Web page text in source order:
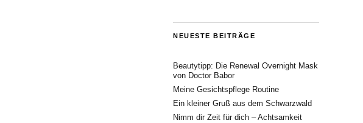
NEUESTE BEITRÄGE
Beautytipp: Die Renewal Overnight Mask
von Doctor Babor
Meine Gesichtspflege Routine
Ein kleiner Gruß aus dem Schwarzwald
Nimm dir Zeit für dich – Achtsamkeit